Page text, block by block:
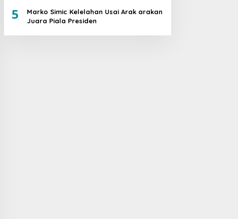
5
Marko Simic Kelelahan Usai Arak arakan
Juara Piala Presiden